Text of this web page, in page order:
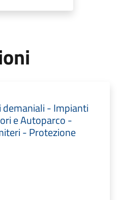
- Impianti
e Autoparco -
- Protezione